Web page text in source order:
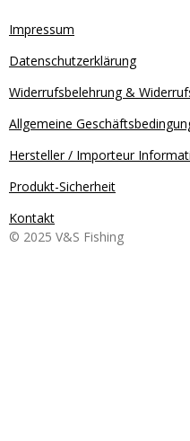
Impressum
Datenschutzerklärung
Widerrufsbelehrung &
Allgemeine
Hersteller / Importeur
Produkt-Sicherheit
Kontakt
© 2025 V&S Fishing